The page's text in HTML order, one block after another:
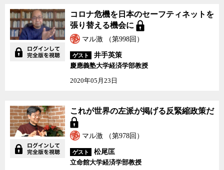
コロナ危機を日本のセーフティネットを
張り替える機会に
マル激 （第998回）
ゲスト
井手英策
慶應義塾大学経済学部教授
2020年05月23日
これが世界の左派が掲げる反緊縮政策だ
マル激 （第978回）
ゲスト
松尾匡
立命館大学経済学部教授